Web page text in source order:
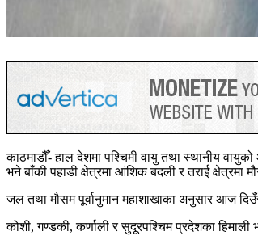
काठमाडौँ- हाल देशमा पश्चिमी वायु तथा स्थानीय
भने बाँकी पहाडी क्षेत्रमा आंशिक बदली र तराई क्षेत्रमा
जल तथा मौसम पूर्वानुमान महाशाखाका अनुसार आज
कोशी, गण्डकी, कर्णाली र सुदूरपश्चिम प्रदेशका हिमाली